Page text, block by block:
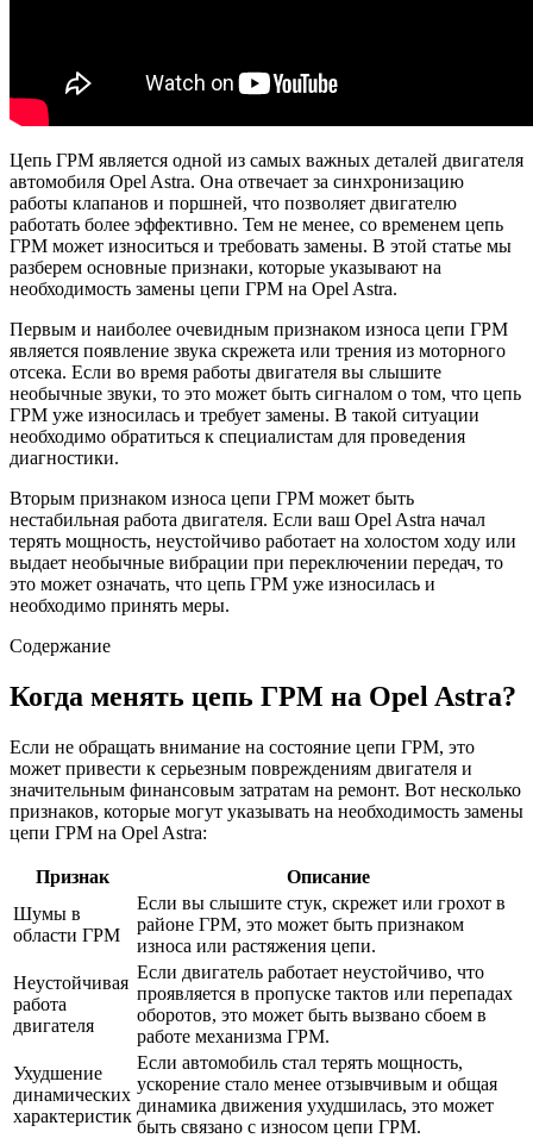
Цепь ГРМ является одной из самых важных деталей двигателя
автомобиля Opel Astra. Она отвечает за синхронизацию
работы клапанов и поршней, что позволяет двигателю
работать более эффективно. Тем не менее, со временем цепь
ГРМ может износиться и требовать замены. В этой статье мы
разберем основные признаки, которые указывают на
необходимость замены цепи ГРМ на Opel Astra.
Первым и наиболее очевидным признаком износа цепи ГРМ
является появление звука скрежета или трения из моторного
отсека. Если во время работы двигателя вы слышите
необычные звуки, то это может быть сигналом о том, что цепь
ГРМ уже износилась и требует замены. В такой ситуации
необходимо обратиться к специалистам для проведения
диагностики.
Вторым признаком износа цепи ГРМ может быть
нестабильная работа двигателя. Если ваш Opel Astra начал
терять мощность, неустойчиво работает на холостом ходу или
выдает необычные вибрации при переключении передач, то
это может означать, что цепь ГРМ уже износилась и
необходимо принять меры.
Содержание
Когда менять цепь ГРМ на Opel Astra?
Если не обращать внимание на состояние цепи ГРМ, это
может привести к серьезным повреждениям двигателя и
значительным финансовым затратам на ремонт. Вот несколько
признаков, которые могут указывать на необходимость замены
цепи ГРМ на Opel Astra:
Признак
Описание
Шумы в
области ГРМ
Если вы слышите стук, скрежет или грохот в
районе ГРМ, это может быть признаком
износа или растяжения цепи.
Неустойчивая
работа
двигателя
Если двигатель работает неустойчиво, что
проявляется в пропуске тактов или перепадах
оборотов, это может быть вызвано сбоем в
работе механизма ГРМ.
Ухудшение
динамических
характеристик
Если автомобиль стал терять мощность,
ускорение стало менее отзывчивым и общая
динамика движения ухудшилась, это может
быть связано с износом цепи ГРМ.